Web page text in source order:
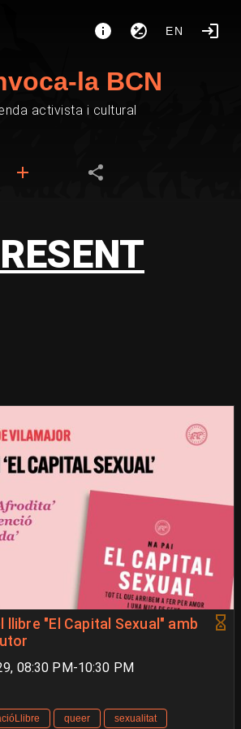
EN
la BCN
activista i cultural
llibre "El Capital Sexual" amb
08:30 PM-10:30 PM
queer sexualitat